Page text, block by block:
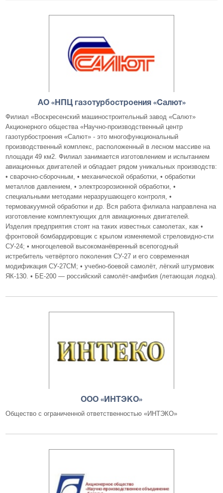
АО «НПЦ газотурбостроения «Салют»
Филиал «Воскресенский машиностроительный завод «Салют»
Акционерного общества «Научно-производственный центр
газотурбостроения «Салют» - это многофункциональный
производственный комплекс, расположенный в лесном массиве на
площади 49 км2. Филиал занимается изготовлением и испытанием
авиационных двигателей и обладает рядом уникальных производств:
• сварочно-сборочным, • механической обработки, • обработки
металлов давлением, • электроэрозионной обработки, •
специальными методами неразрушающего контроля, •
термовакуумной обработки и др. Вся работа филиала направлена на
изготовление комплектующих для авиационных двигателей.
Изделия предприятия стоят на таких известных самолетах, как •
фронтовой бомбардировщик с крылом изменяемой стреловидно-сти
СУ-24; • многоцелевой высокоманёвренный всепогодный
истребитель четвёртого поколения СУ-27 и его современная
модификация СУ-27СМ; • учебно-боевой самолёт, лёгкий штурмовик
ЯК-130. • БЕ-200 — российский самолёт-амфибия (летающая лодка).
ООО «ИНТЭКО»
Общество с ограниченной ответственностью «ИНТЭКО»